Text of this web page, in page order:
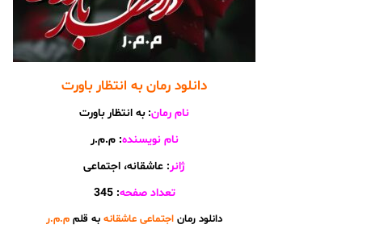
دانلود رمان به انتظار باورت
نام رمان: به انتظار باورت
نام نویسنده: م.م.ر
ژانر: عاشقانه، اجتماعی
تعداد صفحه: 345
دانلود رمان اجتماعی عاشقانه به قلم م.م.ر